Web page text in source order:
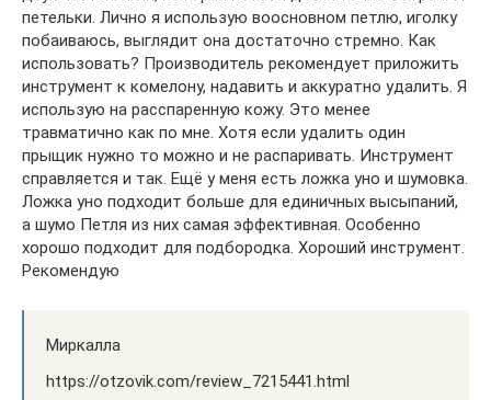
петельки. Лично я использую воосновном петлю, иголку
побаиваюсь, выглядит она достаточно стремно. Как
использовать? Производитель рекомендует приложить
инструмент к комелону, надавить и аккуратно удалить. Я
использую на расспаренную кожу. Это менее
травматично как по мне. Хотя если удалить один
прыщик нужно то можно и не распаривать. Инструмент
справляется и так. Ещё у меня есть ложка уно и шумовка.
Ложка уно подходит больше для единичных высыпаний,
а шумо Петля из них самая эффективная. Особенно
хорошо подходит для подбородка. Хороший инструмент.
Рекомендую
Миркалла
https://otzovik.com/review_7215441.html